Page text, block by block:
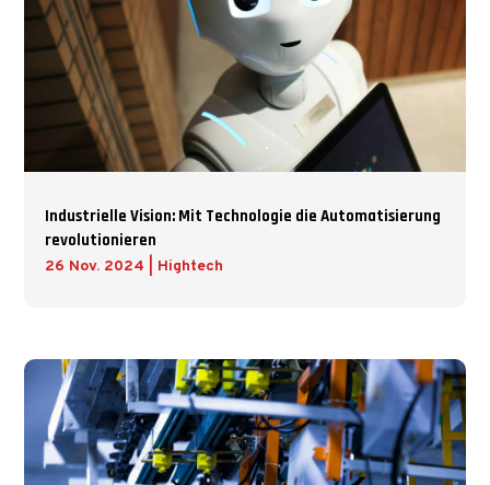
Industrielle Vision: Mit Technologie die Automatisierung
revolutionieren
26 Nov. 2024 Hightech